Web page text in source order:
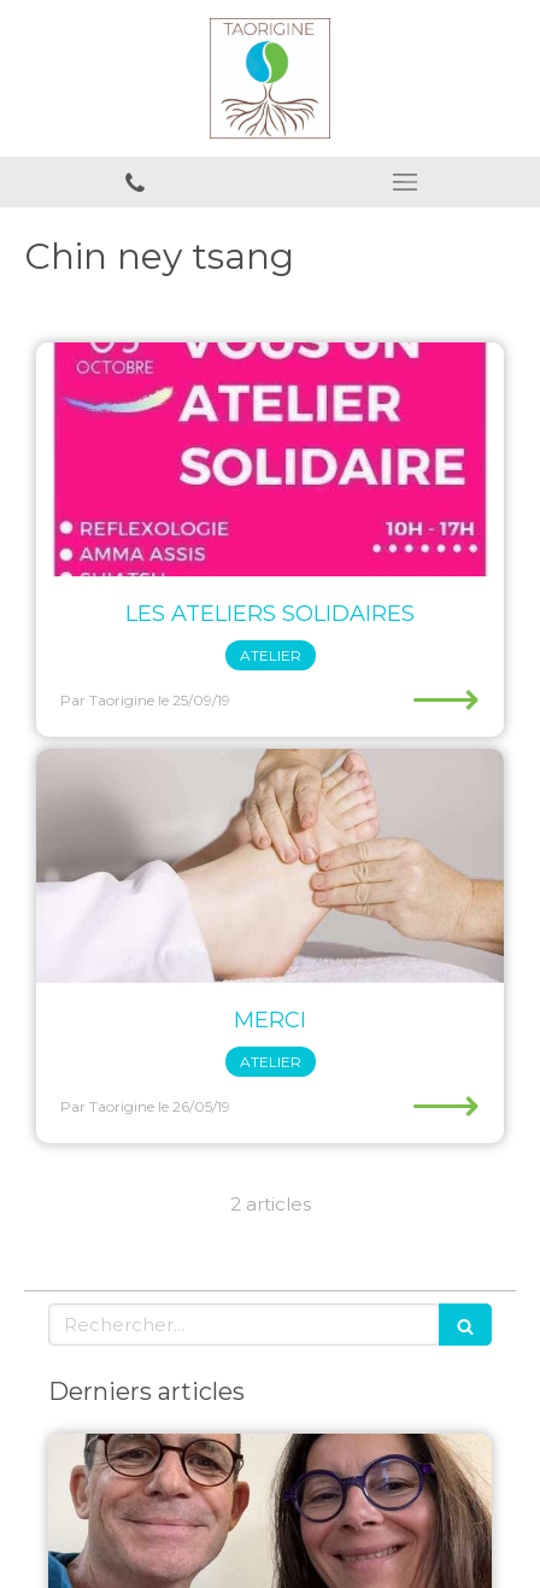
Chin ney tsang
LES ATELIERS SOLIDAIRES
ATELIER
Par Taorigine le 25/09/19 ⟶
MERCI
ATELIER
Par Taorigine le 26/05/19 ⟶
2 articles
Rechercher
Derniers articles